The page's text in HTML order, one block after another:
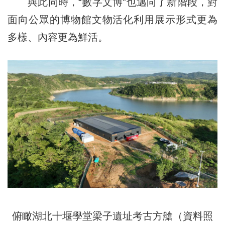
面向公眾的博物館文物活化利用展示形式更為
多樣、內容更為鮮活。
俯瞰湖北十堰學堂梁子遺址考古方艙（資料照